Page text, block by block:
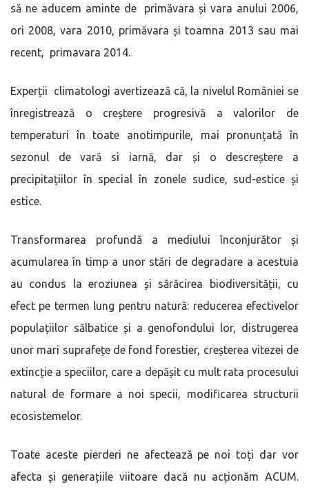
să ne aducem aminte de primăvara și vara anului 2006,
ori 2008, vara 2010, primăvara și toamna 2013 sau mai
recent, primavara 2014.
Experții climatologi avertizează că, la nivelul României se
înregistrează o creștere progresivă a valorilor de
temperaturi în toate anotimpurile, mai pronunțată în
sezonul de vară si iarnă, dar și o descreștere a
precipitațiilor în special în zonele sudice, sud-estice și
estice.
Transformarea profundă a mediului înconjurător și
acumularea în timp a unor stări de degradare a acestuia
au condus la eroziunea și sărăcirea biodiversității, cu
efect pe termen lung pentru natură: reducerea efectivelor
populațiilor sălbatice și a genofondului lor, distrugerea
unor mari suprafețe de fond forestier, creșterea vitezei de
extincție a speciilor, care a depășit cu mult rata procesului
natural de formare a noi specii, modificarea structurii
ecosistemelor.
Toate aceste pierderi ne afectează pe noi toți dar vor
afecta și generațiile viitoare dacă nu acționăm ACUM.